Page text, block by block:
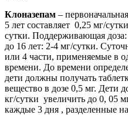
Клоназепам –
5 лет составляет 0,25 мг/
сутки. Поддерживающая доза:
до 16 лет: 2-4 мг/сутки.
или 4 части, применяемые в
времени. До времени
дети должны получать
вещество в дозе 0,5 мг. Дети
кг/сутки увеличить до 0, 05
каждые 3 дня , разделенные